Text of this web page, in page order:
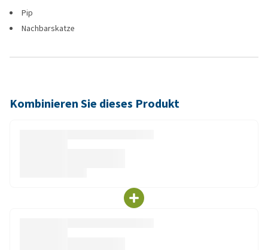
Pip
Nachbarskatze
Kombinieren Sie dieses Produkt